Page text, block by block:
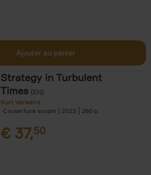
Ajouter au panier
Strategy in Turbulent
Times (EN)
Kurt Verweire
Couverture souple
2023 260
€ 37,50